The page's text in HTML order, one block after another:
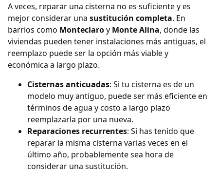
A veces, reparar una cisterna no es suficiente y es
mejor considerar una sustitución completa. En
barrios como Monteclaroy Monte Alina, donde las
viviendas pueden tener instalaciones más antiguas, el
reemplazo puede ser la opción más viable y
económica a largo plazo.
Cisternas anticuadas: Si tu cisterna es de un
modelo muy antiguo, puede ser más eficiente en
términos de agua y costo a largo plazo
reemplazarla por una nueva.
Reparaciones recurrentes: Si has tenido que
reparar la misma cisterna varias veces en el
último año, probablemente sea hora de
considerar una sustitución.